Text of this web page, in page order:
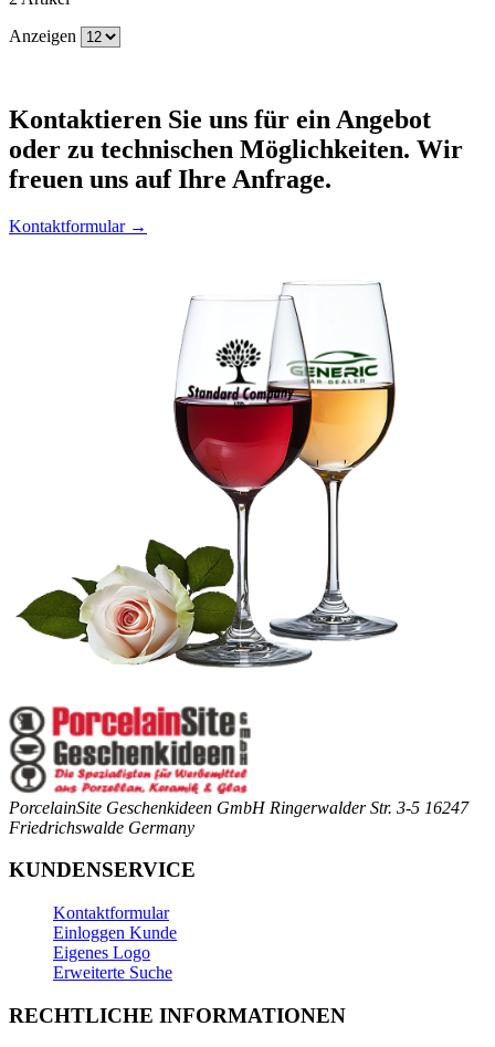
Anzeigen
Kontaktieren Sie uns für ein Angebot
oder zu technischen Möglichkeiten. Wir
freuen uns auf Ihre Anfrage.
Kontaktformular →
PorcelainSite Geschenkideen GmbH Ringerwalder Str. 3-5 16247
Friedrichswalde Germany
KUNDENSERVICE
Kontaktformular
Einloggen Kunde
Eigenes Logo
Erweiterte Suche
RECHTLICHE INFORMATIONEN